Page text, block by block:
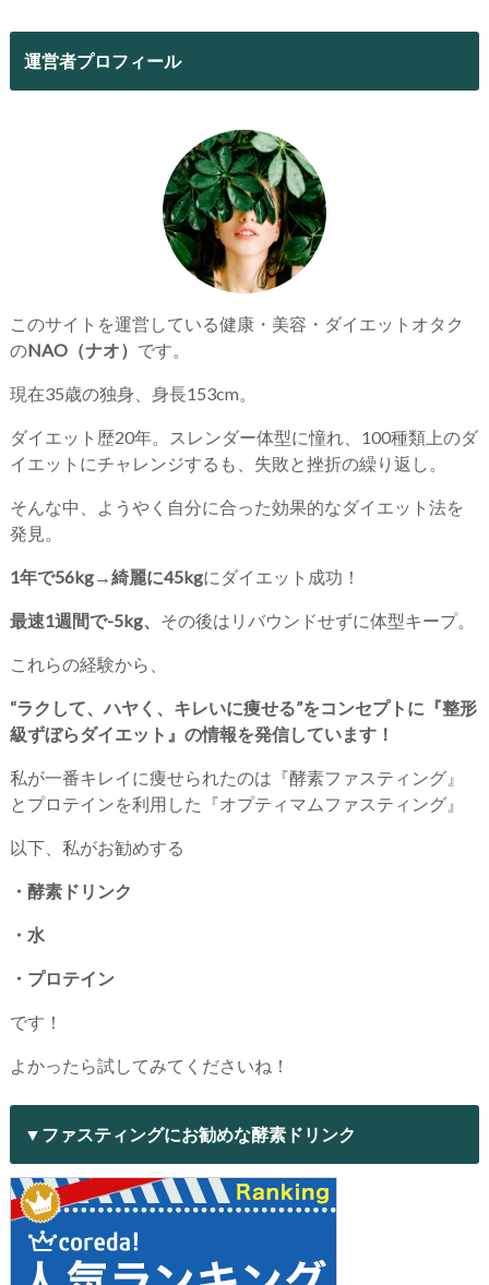
運営者プロフィール
このサイトを運営している健康・美容・ダイエットオタク
のNAO（ナオ） です。
現在35歳の独身、身長153cm。
ダイエット歴20年。スレンダー体型に憧れ、100種類上のダ
イエットにチャレンジするも、失敗と挫折の繰り返し。
そんな中、ようやく自分に合った効果的なダイエット法を
発見。
1年で56kg→綺麗に45kgにダイエット成功！
最速1週間で-5kg、 その後はリバウンドせずに体型キープ。
これらの経験から、
“ラクして、ハヤく、キレいに痩せる”をコンセプトに『整形
級ずぼらダイエット』の情報を発信しています！
私が一番キレイに痩せられたのは『酵素ファスティング』
とプロテインを利用した『オプティマムファスティング』
以下、私がお勧めする
・酵素ドリンク
・水
・プロテイン
です！
よかったら試してみてくださいね！
▼ファスティングにお勧めな酵素ドリンク